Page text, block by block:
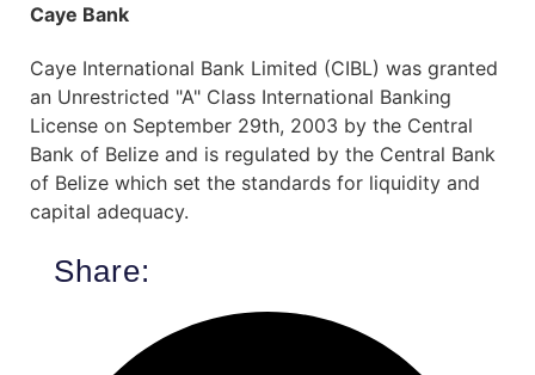
Caye Bank
Caye International Bank Limited (CIBL) was granted
an Unrestricted "A" Class International Banking
License on September 29th, 2003 by the Central
Bank of Belize and is regulated by the Central Bank
of Belize which set the standards for liquidity and
capital adequacy.
Share: